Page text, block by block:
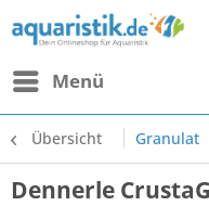
Menü
Übersicht Granulat
Dennerle